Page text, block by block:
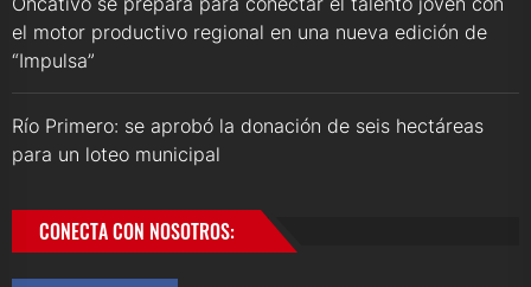
el motor productivo regional en una nueva edición de
“Impulsa”
Río Primero: se aprobó la donación de seis hectáreas
para un loteo municipal
CONECTA CON NOSOTROS: